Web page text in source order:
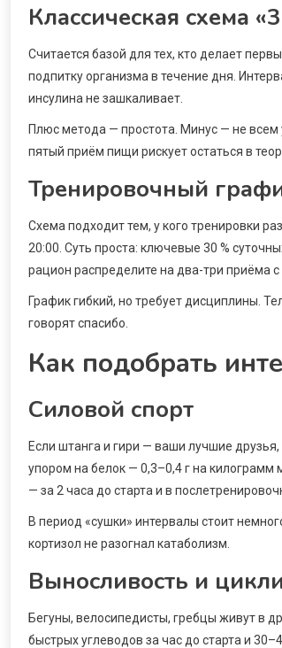
Классическая схема
Считается базой для тех, кто делает
подпитку организма в течение дня.
инсулина не зашкаливает.
Плюс метода — простота. Минус — не всем
пятый приём пищи рискует остаться в
Тренировочный
Схема подходит тем, у кого тренировки
20:00. Суть проста: ключевые 30 %
рацион распределите на два-три приёма с
График гибкий, но требует дисциплины.
говорят спасибо.
Как подобрать
Силовой спорт
Если штанга и гири — ваши лучшие
упором на белок — 0,3–0,4 г на килограмм
— за 2 часа до старта и в
В период «сушки» интервалы стоит
кортизол не разогнал катаболизм.
Выносливость и
Бегуны, велосипедисты, гребцы живут в
быстрых углеводов за час до старта и